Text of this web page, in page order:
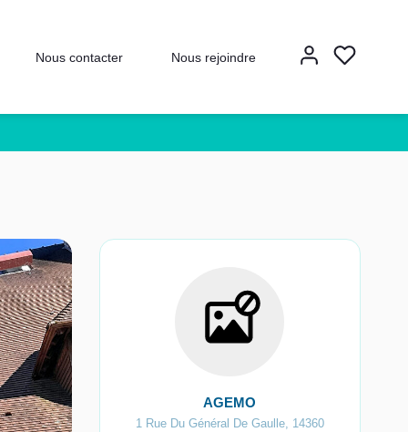
Nous contacter Nous rejoindre
AGEMO
1 Rue Du Général De Gaulle, 14360